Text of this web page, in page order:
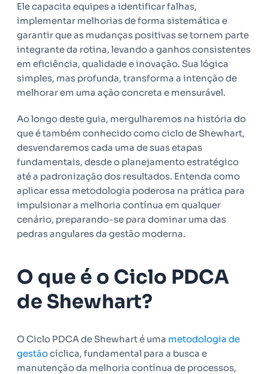
Ele capacita equipes a identificar falhas,
implementar melhorias de forma sistemática e
garantir que as mudanças positivas se tornem parte
integrante da rotina, levando a ganhos consistentes
em eficiência, qualidade e inovação. Sua lógica
simples, mas profunda, transforma a intenção de
melhorar em uma ação concreta e mensurável.
Ao longo deste guia, mergulharemos na história do
que é também conhecido como ciclo de Shewhart,
desvendaremos cada uma de suas etapas
fundamentais, desde o planejamento estratégico
até a padronização dos resultados. Entenda como
aplicar essa metodologia poderosa na prática para
impulsionar a melhoria contínua em qualquer
cenário, preparando-se para dominar uma das
pedras angulares da gestão moderna.
O que é o Ciclo PDCA
de Shewhart?
O Ciclo PDCA de Shewhart é uma metodologia de
gestãocíclica, fundamental para a busca e
manutenção da melhoria contínua de processos,